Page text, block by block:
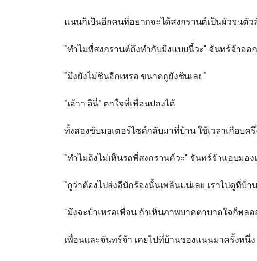
แนนก็เป็นอีกคนที่อยากจะได้สงกรานต์เป็นผัวจนตัว
"ทำไมพี่สงกรานต์ถึงทำกับมึงแบบนี้วะ" จันทร์จ้าอ
"มึงยังไม่ชินอีกเหรอ ขนาดกูยังชินเลย"
"เอ้าา อินี่" ตกใจที่เพื่อนปลงได้
ทั้งสองขับมอเตอร์ไซค์กลับมาที่บ้าน ใช้เวลาเกือบค
"ทำไมถึงไม่เห็นรถพี่สงกรานต์วะ" จันทร์จ้าแอบมอ
"กูว่าต้องไปส่งอีนักร้องนั้นเพลินแน่เลย เราไปดูที่บ้
"มึงจะบ้าเหรอเพื่อน ถ้าเห็นภาพบาดตาบาดใจก็พล
เพื่อนและจันทร์จ้า เคยไปที่บ้านของแนนมาครั้งหนึ่